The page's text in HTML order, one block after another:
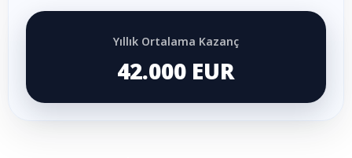
Yıllık Ortalama Kazanç
42.000 EUR